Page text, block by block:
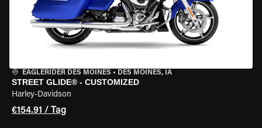
EAGLERIDER DES MOINES • DES MOINES, IA
STREET GLIDE® - CUSTOMIZED
Harley-Davidson
€154.91 / Tag